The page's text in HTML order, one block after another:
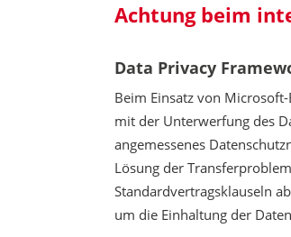
Achtung beim
Data Privacy
Beim Einsatz von
mit der Unterwerfung des
angemessenes
Lösung der
Standardvertragsklauseln
um die Einhaltung der